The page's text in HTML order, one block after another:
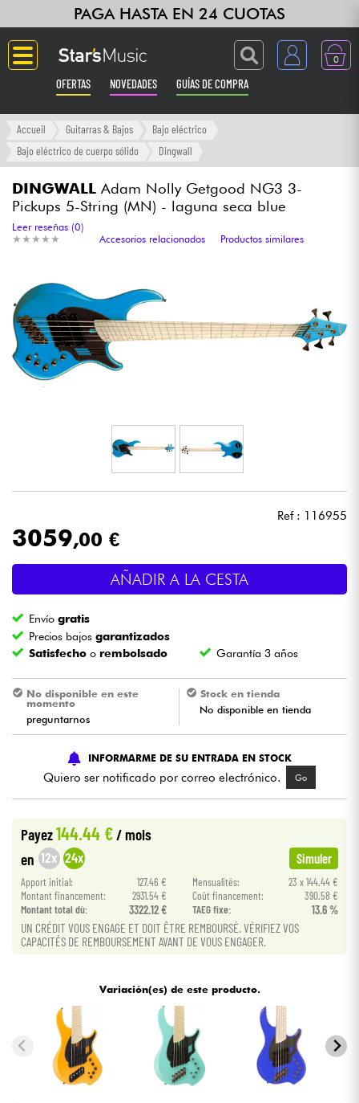
PAGA HASTA EN 24 CUOTAS
0
OFERTAS NOVEDADES GUÍAS DE COMPRA
Langue
Ampli & Efectos
Sintetizadores & samplers
Grabación
Auriculares
Luces
Batería y percusión
Vientos
Niños
Cables & Acces.
HiFi
Bundle
Ver nuestras marcas
Accueil Guitarras & Bajos
Bajo eléctrico
Bajo eléctrico de cuerpo sólido
Dingwall
DINGWALL Adam Nolly Getgood NG3 3-
Pickups 5-String (MN) - laguna seca blue
★ ★ ★ ★ ★
★ ★ ★ ★ ★
Leer reseñas (0)
Accesorios relacionados
Productos similares
Ref : 116955
3059,00 €
AÑADIR A LA CESTA
Envíogratis
Precios bajosgarantizados
Satisfecho o rembolsado Garantía 3 años
No disponible en este
momento
preguntarnos
Stock en tienda
No disponible en tienda
INFORMARME DE SU ENTRADA EN STOCK
Quiero ser notificado por correo electrónico. Go
Payez144.44 € / mois
en 12x 24x Simuler
Apport initial: 127.46 € Mensualités:
23 x 144.44 €
Montant financement:
2931.54 € Coût financement:
390.58 €
Montant total dù:
3322.12 € TAEG fixe: 13.6 %
UN CRÉDIT VOUS ENGAGE ET DOIT ÊTRE REMBOURSÉ. VÉRIFIEZ VOS
CAPACITÉS DE REMBOURSEMENT AVANT DE VOUS ENGAGER.
Variación(es) de este producto.